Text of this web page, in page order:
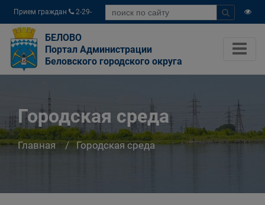
Прием граждан
2-29-
04
БЕЛОВО
Портал Администрации
Беловского городского округа
Городская среда
Главная Городская среда